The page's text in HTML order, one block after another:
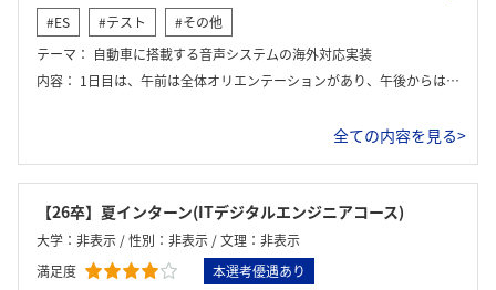
#ES
#テスト
#その他
テーマ： 自動車に搭載する音声システムの海外対応実装
内容： 1日目は、午前は全体オリエンテーションがあり、午後からは受け入れ部署に移動して初回説明を受けた。2日目以降は、研究開発のためのデータ収集やシステム実装などを行った。4日目は、作成したシステムの性能評価と最終成果報告用の資料作成を行った。5日目は、午前に部長などの前で最終成果報告を行い、午後は全体でのクロージングと座談会を行い、インターン終了。
全ての内容を見る>
【26卒】夏インターン(ITデジタルエンジニアコース)
大学：非表示 / 性別：非表示 / 文理：非表示
満足度
本選考優遇あり